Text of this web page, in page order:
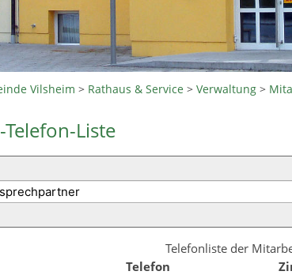
Vilsheim > Rathaus & Service >Verwaltung >
Liste
Telefonliste der
Telefon